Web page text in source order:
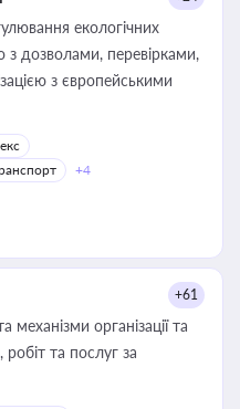
екологічних
дозволами, перевірками,
з європейськими
+4
+61
механізми організації та
робіт та послуг за